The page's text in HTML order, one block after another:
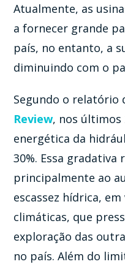
Atualmente, as
a fornecer grande
país, no entanto, a
diminuindo com o
Segundo o relatório
Review, nos últimos
energética da
30%. Essa gradativa
principalmente ao
escassez hídrica,
climáticas, que
exploração das
no país. Além do